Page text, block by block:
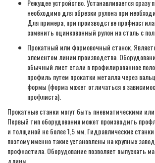
Режущее устройство. Устанавливается сразу
необходимо для обрезки рулона при
Для примера, при производстве
заменить оцинкованный рулон на сталь с
Прокатный или формовочный станок.
элементом линии производства.
обычный лист стали в профилированное
профиль путем прокатки металла через
формы (форма может отличаться в
профлиста).
Прокатные станки могут быть пневматическими
Первый тип оборудования может производить
и толщиной не более 1,5 мм. Гидравлические
поэтому именно такие установлены на крупных
профнастила. Оборудование позволяет выпускать
длины.